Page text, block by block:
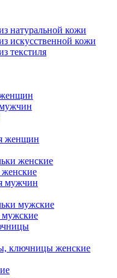
натуральной кожи
искусственной кожи
текстиля
женщин
женские
мужчин
мужские
мужские
ключницы женские